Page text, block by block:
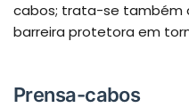
cabos; trata-se também
barreira protetora em
Prensa-cabos